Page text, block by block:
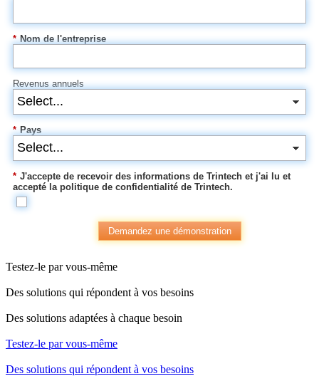
* Nom de l'entreprise
Revenus annuels
* Pays
* J'accepte de recevoir des informations de Trintech et j'ai lu et
accepté la politique de confidentialité de Trintech.
Demandez une démonstration
Testez-le par vous-même
Des solutions qui répondent à vos besoins
Des solutions adaptées à chaque besoin
Testez-le par vous-même
Des solutions qui répondent à vos besoins